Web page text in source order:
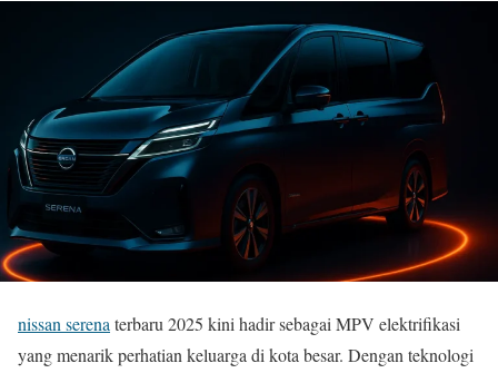
nissan serena terbaru 2025 kini hadir sebagai MPV elektrifikasi
yang menarik perhatian keluarga di kota besar. Dengan teknologi